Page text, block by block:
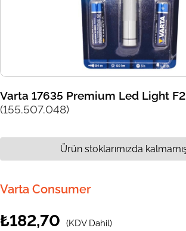
Varta 17635 Premium Led Light
(155.507.048)
Varta Consumer
₺182,70 (KDV Dahil)
Ürün stoklarımızda